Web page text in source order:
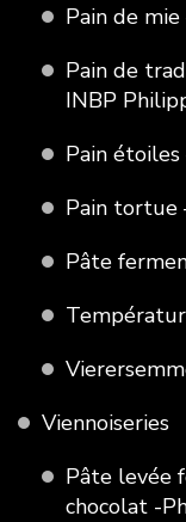
Pain de
Pain de
INBP
Pain étoiles
Pain tortue
Pâte
Viennoiseries
Pâte levée
chocolat -